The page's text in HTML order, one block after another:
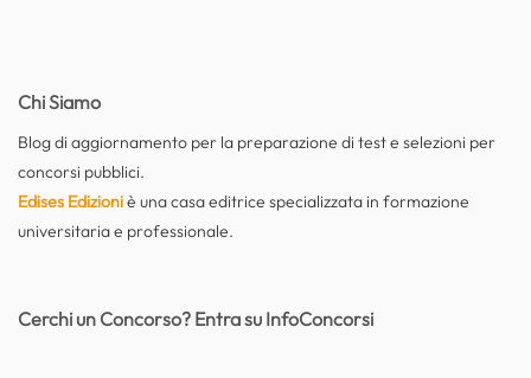
Chi Siamo
Blog di aggiornamento per la preparazione di test e selezioni per
concorsi pubblici.
Edises Edizioniè una casa editrice specializzata in formazione
universitaria e professionale.
Cerchi un Concorso? Entra su InfoConcorsi